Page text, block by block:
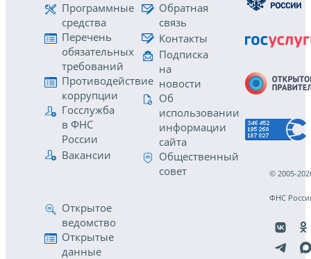
Программные
средства
Перечень
обязательных
требований
Противодействие
коррупции
Госслужба
в ФНС
России
Вакансии
Обратная
связь
Контакты
Подписка
на
новости
Об
использовании
информации
сайта
Общественный
совет
Открытое
ведомство
Открытые
данные
© 2005-
ФНС